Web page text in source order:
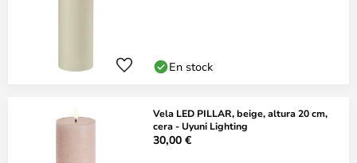
En stock
Vela LED PILLAR, beige, altura 20 cm,
cera - Uyuni Lighting
30,00 €